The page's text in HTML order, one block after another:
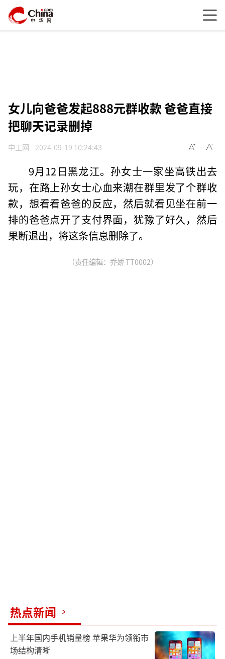
女儿向爸爸发起888元群收款 爸爸直接
把聊天记录删掉
中工网 2024-09-19 10:24:43
9月12日黑龙江。孙女士一家坐高铁出去
玩，在路上孙女士心血来潮在群里发了个群收
款，想看看爸爸的反应，然后就看见坐在前一
排的爸爸点开了支付界面，犹豫了好久，然后
果断退出，将这条信息删除了。
（责任编辑：乔娇 TT0002）
热点新闻
上半年国内手机销量榜 苹果华为领衔市
场结构清晰